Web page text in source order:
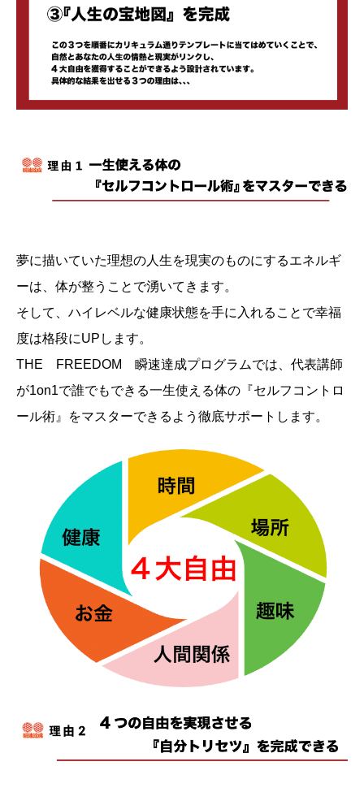
夢に描いていた理想の人生を現実のものにするエネルギ
ーは、体が整うことで湧いてきます。
そして、ハイレベルな健康状態を手に入れることで幸福
度は格段にUPします。
THE FREEDOM 瞬速達成プログラムでは、代表講師
が1on1で誰でもできる一生使える体の『セルフコントロ
ール術』をマスターできるよう徹底サポートします。